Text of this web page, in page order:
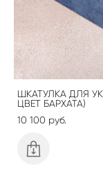
ШКАТУЛКА ДЛЯ
ЦВЕТ БАРХАТА)
10 100 pуб.